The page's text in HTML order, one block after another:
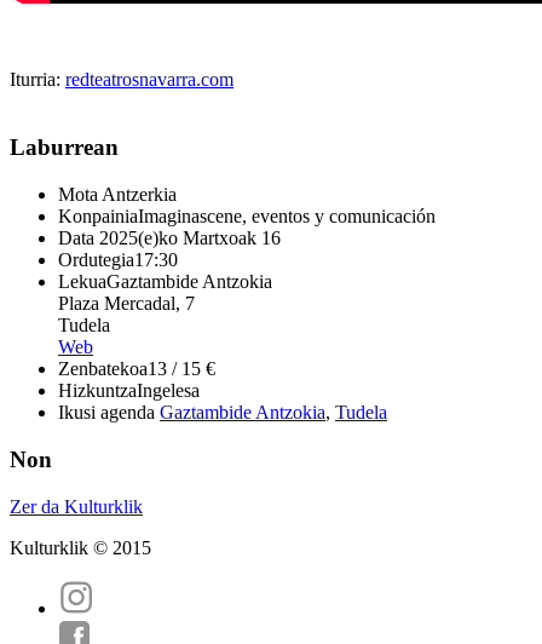
Iturria: redteatrosnavarra.com
Laburrean
Mota Antzerkia
KonpainiaImaginascene, eventos y comunicación
Data 2025(e)ko Martxoak 16
Ordutegia17:30
LekuaGaztambide Antzokia
Plaza Mercadal, 7
Tudela
Web
Zenbatekoa13 / 15 €
HizkuntzaIngelesa
Ikusi agenda Gaztambide Antzokia, Tudela
Non
Zer da Kulturklik
Kulturklik © 2015